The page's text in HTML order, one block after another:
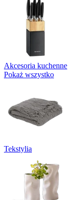
Akcesoria kuchenne
Pokaż wszystko
Tekstylia